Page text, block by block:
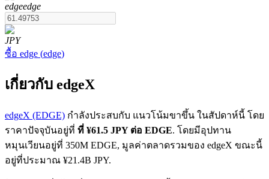
ฟิวเจอร์สที่ใช้ USDT เป็นหลักประกัน
ฟิวเจอร์ส COIN-M
edgeedge
JPY
ซื้อ edge (edge)
เกี่ยวกับ edgeX
edgeX (EDGE) กำลังประสบกับ แนวโน้มขาขึ้น ในสัปดาห์นี้ โดย
ราคาปัจจุบันอยู่ที่ ที่ ¥61.5 JPY ต่อ EDGE. โดยมีอุปทาน
หมุนเวียนอยู่ที่ 350M EDGE, มูลค่าตลาดรวมของ edgeX ขณะนี้
อยู่ที่ประมาณ ¥21.4B JPY.